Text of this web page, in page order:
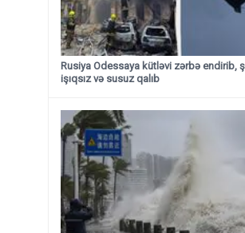
Rusiya Odessaya kütləvi zərbə endirib,
işıqsız və susuz qalıb